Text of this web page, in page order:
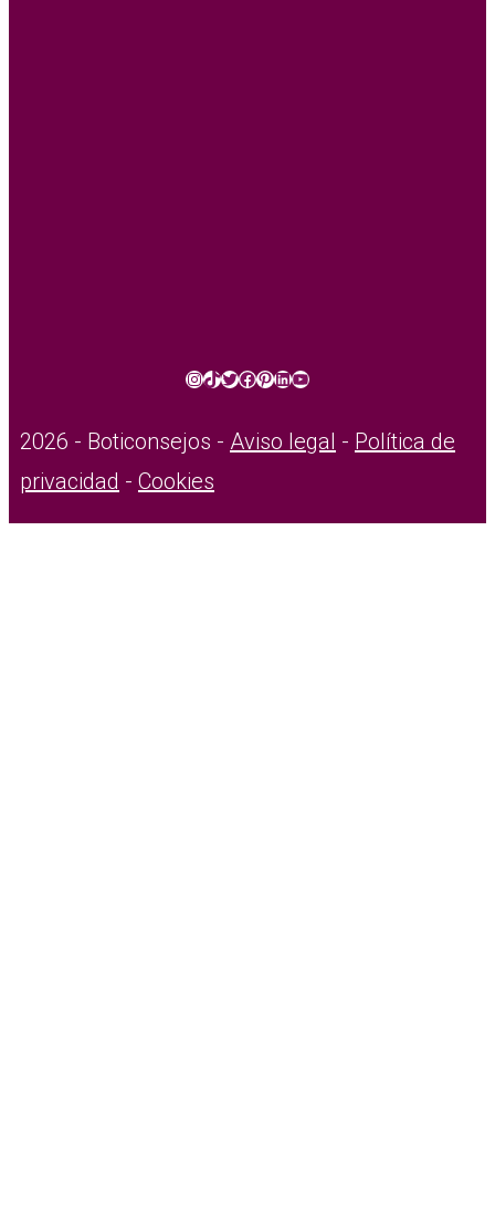
Instagram
TikTok
Twitter
Facebook
Pinterest
LinkedIn
YouTube
2026 - Boticonsejos - Aviso legal - Política de
privacidad - Cookies